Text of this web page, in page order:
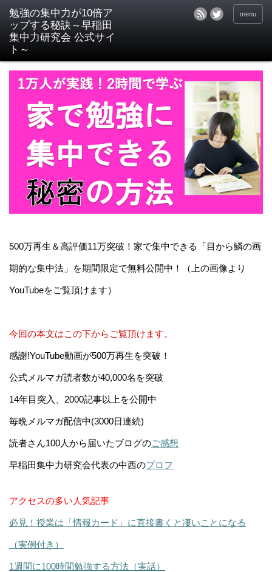
menu
500万再生＆高評価11万突破！家で集中できる「目から鱗の画
期的な集中法」を期間限定で無料公開中！（上の画像より
YouTubeをご覧頂けます）
今回の本文はこの下からご覧頂けます。
感謝!YouTube動画が500万再生を突破！
公式メルマガ読者数が40,000名を突破
14年目突入、2000記事以上を公開中
毎晩メルマガ配信中(3000日連続)
読者さん100人から届いたブログのご感想
早稲田集中力研究会代表の中西のプロフ
アクセスの多い人気記事
必見！授業は「情報カード」に直接書くと凄いことになる
（実例付き）
1週間に100時間勉強する方法（実話）